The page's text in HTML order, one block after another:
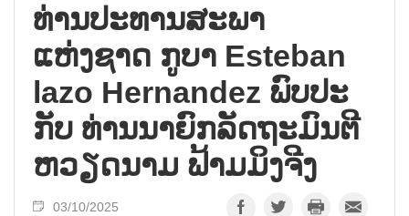
ທ່ານປະທານສະພາ
ແຫ່ງຊາດ ກູບາ Esteban
lazo Hernandez ພົບປະ
ກັບ ທ່ານນາຍົກລັດຖະມົນຕີ
ຫວຽດນາມ ຟ້າມມິງຈີງ
03/10/2025